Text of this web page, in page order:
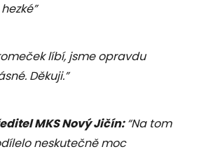
líbí, jsme opravdu
Děkuji.”
MKS Nový Jičín:“Na tom
neskutečně moc